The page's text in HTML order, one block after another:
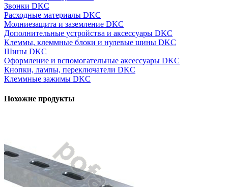
Звонки DKC
Расходные материалы DKC
Молниезащита и заземление DKC
Дополнительные устройства и аксессуары DKC
Клеммы, клеммные блоки и нулевые шины DKC
Шины DKC
Оформление и вспомогательные аксессуары DKC
Кнопки, лампы, переключатели DKC
Клеммные зажимы DKC
Похожие продукты